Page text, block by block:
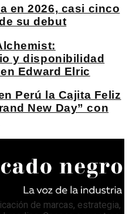
en 2026, casi cinco
su debut
y disponibilidad
Edward Elric
Perú la Cajita Feliz
New Day” con
de marcas, estrategia,